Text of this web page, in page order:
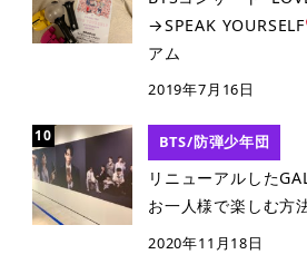
→SPEAK YOURSELF
アム
2019年7月16日
BTS/防弾少年団
リニューアルした
お一人様で楽しむ方
2020年11月18日